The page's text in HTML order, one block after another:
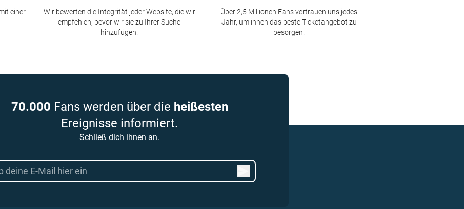
Wir bewerten die Integrität jeder Website, die wir
empfehlen, bevor wir sie zu Ihrer Suche
hinzufügen.
einer
Über 2,5 Millionen Fans vertrauen uns jedes
Jahr, um ihnen das beste Ticketangebot zu
besorgen.
70.000 Fans werden über die heißesten
Ereignisse informiert.
Schließ dich ihnen an.